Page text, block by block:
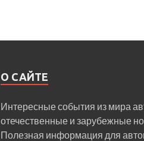
О САЙТЕ
Интересные события из мира
отечественные и зарубежные
Полезная информация для